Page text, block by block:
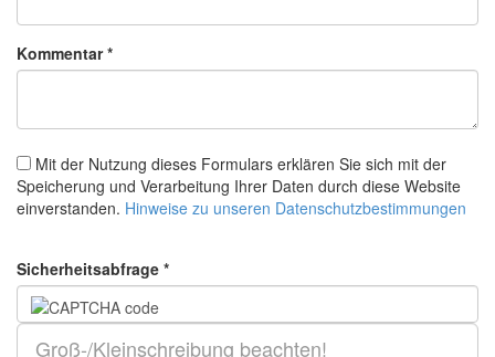
Kommentar *
Mit der Nutzung dieses Formulars erklären Sie sich mit der
Speicherung und Verarbeitung Ihrer Daten durch diese Website
einverstanden. Hinweise zu unseren Datenschutzbestimmungen
Sicherheitsabfrage *